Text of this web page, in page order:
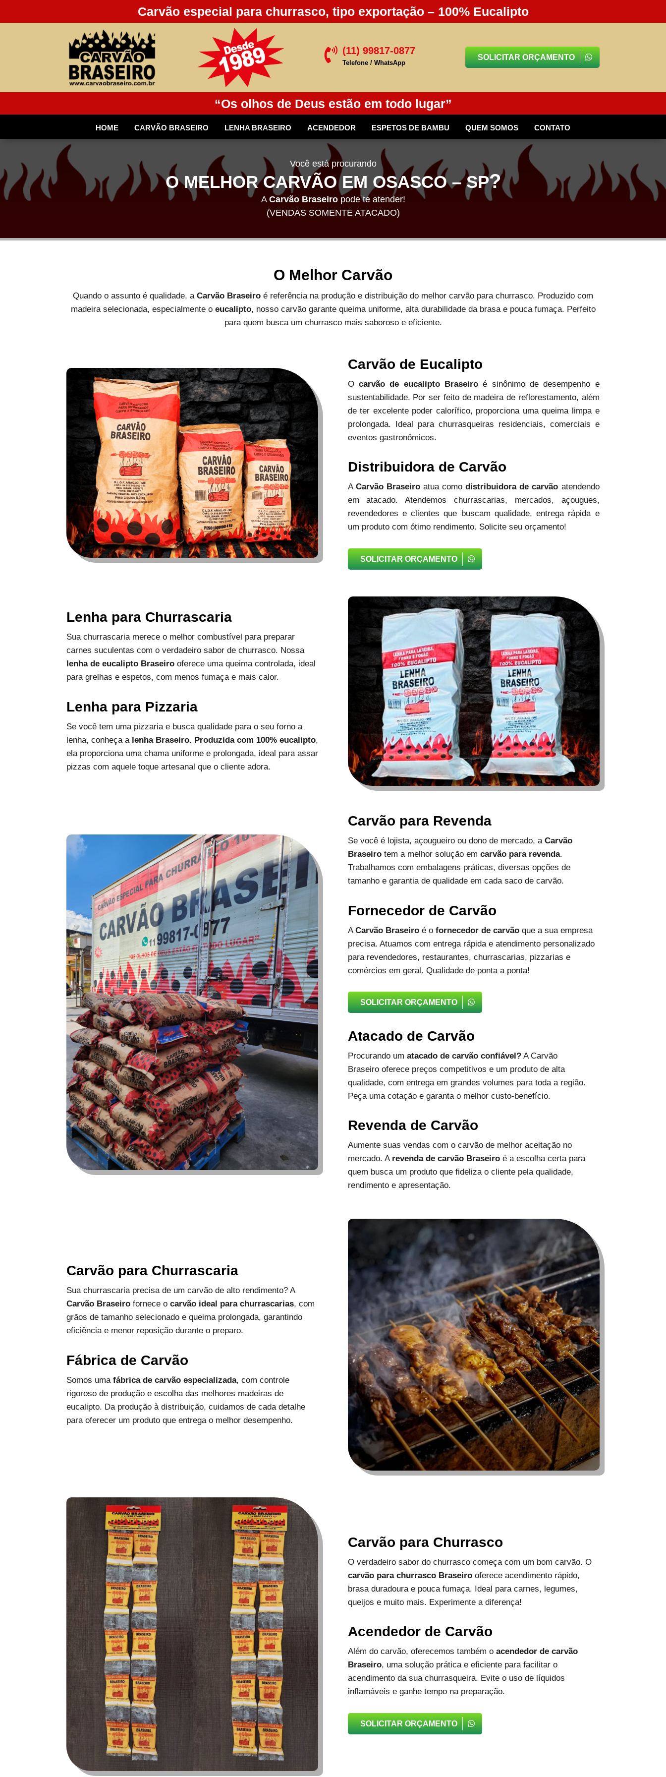
Carvão especial para churrasco, tipo exportação – 100% Eucalipto
 (11) 99817-0877
Telefone / WhatsApp
SOLICITAR ORÇAMENTO
“Os olhos de Deus estão em todo lugar”
HOME CARVÃO BRASEIRO LENHA BRASEIRO ACENDEDOR ESPETOS DE BAMBU QUEM SOMOS CONTATO
Você está procurando
O MELHOR CARVÃO EM OSASCO – SP?
A Carvão Braseiropode te atender!
(VENDAS SOMENTE ATACADO)
O Melhor Carvão
Quando o assunto é qualidade, a Carvão Braseiro é referência na produção e distribuição do melhor carvão para churrasco. Produzido com
madeira selecionada, especialmente o eucalipto, nosso carvão garante queima uniforme, alta durabilidade da brasa e pouca fumaça. Perfeito
para quem busca um churrasco mais saboroso e eficiente.
Carvão de Eucalipto
O carvão de eucalipto Braseiroé sinônimo de desempenho e
sustentabilidade. Por ser feito de madeira de reflorestamento, além
de ter excelente poder calorífico, proporciona uma queima limpa e
prolongada. Ideal para churrasqueiras residenciais, comerciais e
eventos gastronômicos.
Distribuidora de Carvão
A Carvão Braseiroatua comodistribuidora de carvão atendendo
em atacado. Atendemos churrascarias, mercados, açougues,
revendedores e clientes que buscam qualidade, entrega rápida e
um produto com ótimo rendimento. Solicite seu orçamento!
SOLICITAR ORÇAMENTO
Lenha para Churrascaria
Sua churrascaria merece o melhor combustível para preparar
carnes suculentas com o verdadeiro sabor de churrasco. Nossa
lenha de eucalipto Braseiro oferece uma queima controlada, ideal
para grelhas e espetos, com menos fumaça e mais calor.
Lenha para Pizzaria
Se você tem uma pizzaria e busca qualidade para o seu forno a
lenha, conheça a lenha Braseiro. Produzida com 100% eucalipto,
ela proporciona uma chama uniforme e prolongada, ideal para assar
pizzas com aquele toque artesanal que o cliente adora.
Carvão para Revenda
Se você é lojista, açougueiro ou dono de mercado, a Carvão
Braseirotem a melhor solução em carvão para revenda.
Trabalhamos com embalagens práticas, diversas opções de
tamanho e garantia de qualidade em cada saco de carvão.
Fornecedor de Carvão
A Carvão Braseiroé o fornecedor de carvãoque a sua empresa
precisa. Atuamos com entrega rápida e atendimento personalizado
para revendedores, restaurantes, churrascarias, pizzarias e
comércios em geral. Qualidade de ponta a ponta!
SOLICITAR ORÇAMENTO
Atacado de Carvão
Procurando um atacado de carvão confiável?A Carvão
Braseiro oferece preços competitivos e um produto de alta
qualidade, com entrega em grandes volumes para toda a região.
Peça uma cotação e garanta o melhor custo-benefício.
Revenda de Carvão
Aumente suas vendas com o carvão de melhor aceitação no
mercado. A revenda de carvão Braseiroé a escolha certa para
quem busca um produto que fideliza o cliente pela qualidade,
rendimento e apresentação.
Carvão para Churrascaria
Sua churrascaria precisa de um carvão de alto rendimento? A
Carvão Braseiro fornece ocarvão ideal para churrascarias, com
grãos de tamanho selecionado e queima prolongada, garantindo
eficiência e menor reposição durante o preparo.
Fábrica de Carvão
Somos umafábrica de carvão especializada, com controle
rigoroso de produção e escolha das melhores madeiras de
eucalipto. Da produção à distribuição, cuidamos de cada detalhe
para oferecer um produto que entrega o melhor desempenho.
Carvão para Churrasco
O verdadeiro sabor do churrasco começa com um bom carvão. O
carvão para churrasco Braseirooferece acendimento rápido,
brasa duradoura e pouca fumaça. Ideal para carnes, legumes,
queijos e muito mais. Experimente a diferença!
Acendedor de Carvão
Além do carvão, oferecemos também o acendedor de carvão
Braseiro, uma solução prática e eficiente para facilitar o
acendimento da sua churrasqueira. Evite o uso de líquidos
inflamáveis e ganhe tempo na preparação.
SOLICITAR ORÇAMENTO